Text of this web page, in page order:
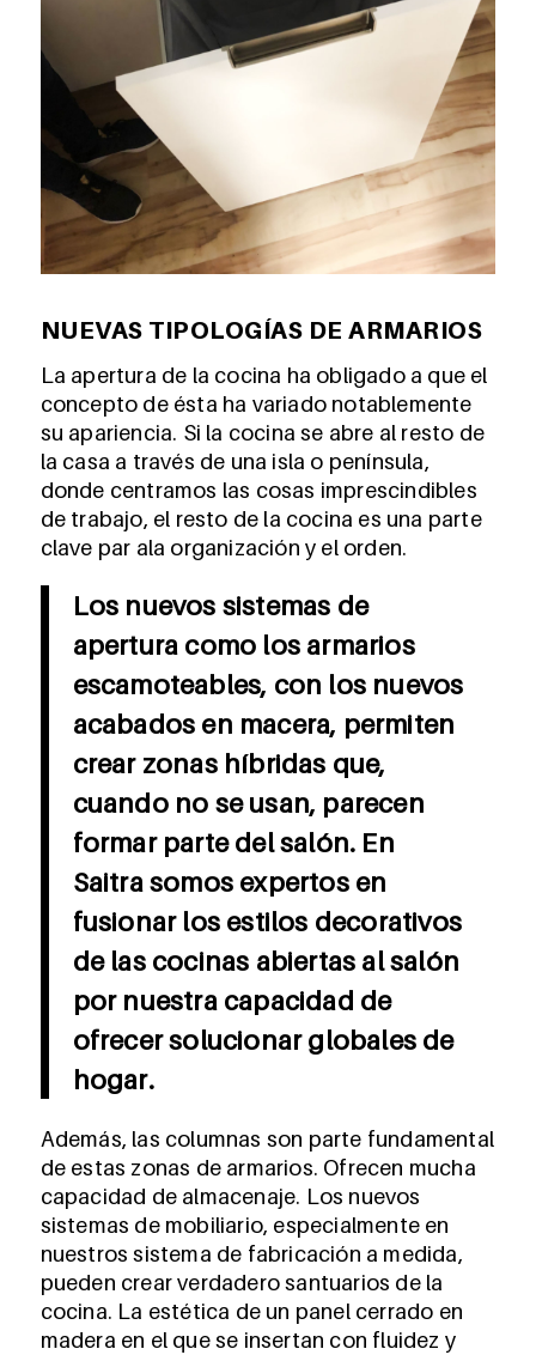
NUEVAS TIPOLOGÍAS DE ARMARIOS
La apertura de la cocina ha obligado a que el
concepto de ésta ha variado notablemente
su apariencia. Si la cocina se abre al resto de
la casa a través de una isla o península,
donde centramos las cosas imprescindibles
de trabajo, el resto de la cocina es una parte
clave par ala organización y el orden.
Los nuevos sistemas de
apertura como los armarios
escamoteables, con los nuevos
acabados en macera, permiten
crear zonas híbridas que,
cuando no se usan, parecen
formar parte del salón. En
Saitra somos expertos en
fusionar los estilos decorativos
de las cocinas abiertas al salón
por nuestra capacidad de
ofrecer solucionar globales de
hogar.
Además, las columnas son parte fundamental
de estas zonas de armarios. Ofrecen mucha
capacidad de almacenaje. Los nuevos
sistemas de mobiliario, especialmente en
nuestros sistema de fabricación a medida,
pueden crear verdadero santuarios de la
cocina. La estética de un panel cerrado en
madera en el que se insertan con fluidez y